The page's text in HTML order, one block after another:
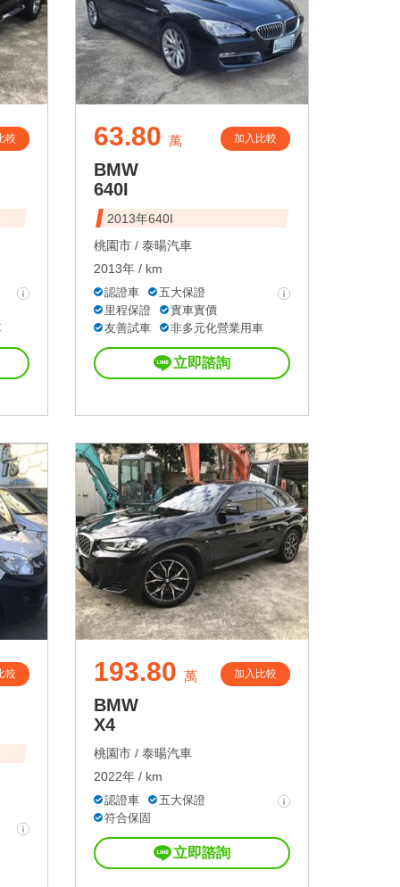
較 63.80 萬 加入比較
BMW
640I
2013年640I
桃園市 / 泰暘汽車
2013年 / km
認證車
五大保證
里程保證
實車實價
友善試車
非多元化營業用車
立即諮詢
較 193.80 萬 加入比較
BMW
X4
桃園市 / 泰暘汽車
2022年 / km
認證車
五大保證
符合保固
立即諮詢